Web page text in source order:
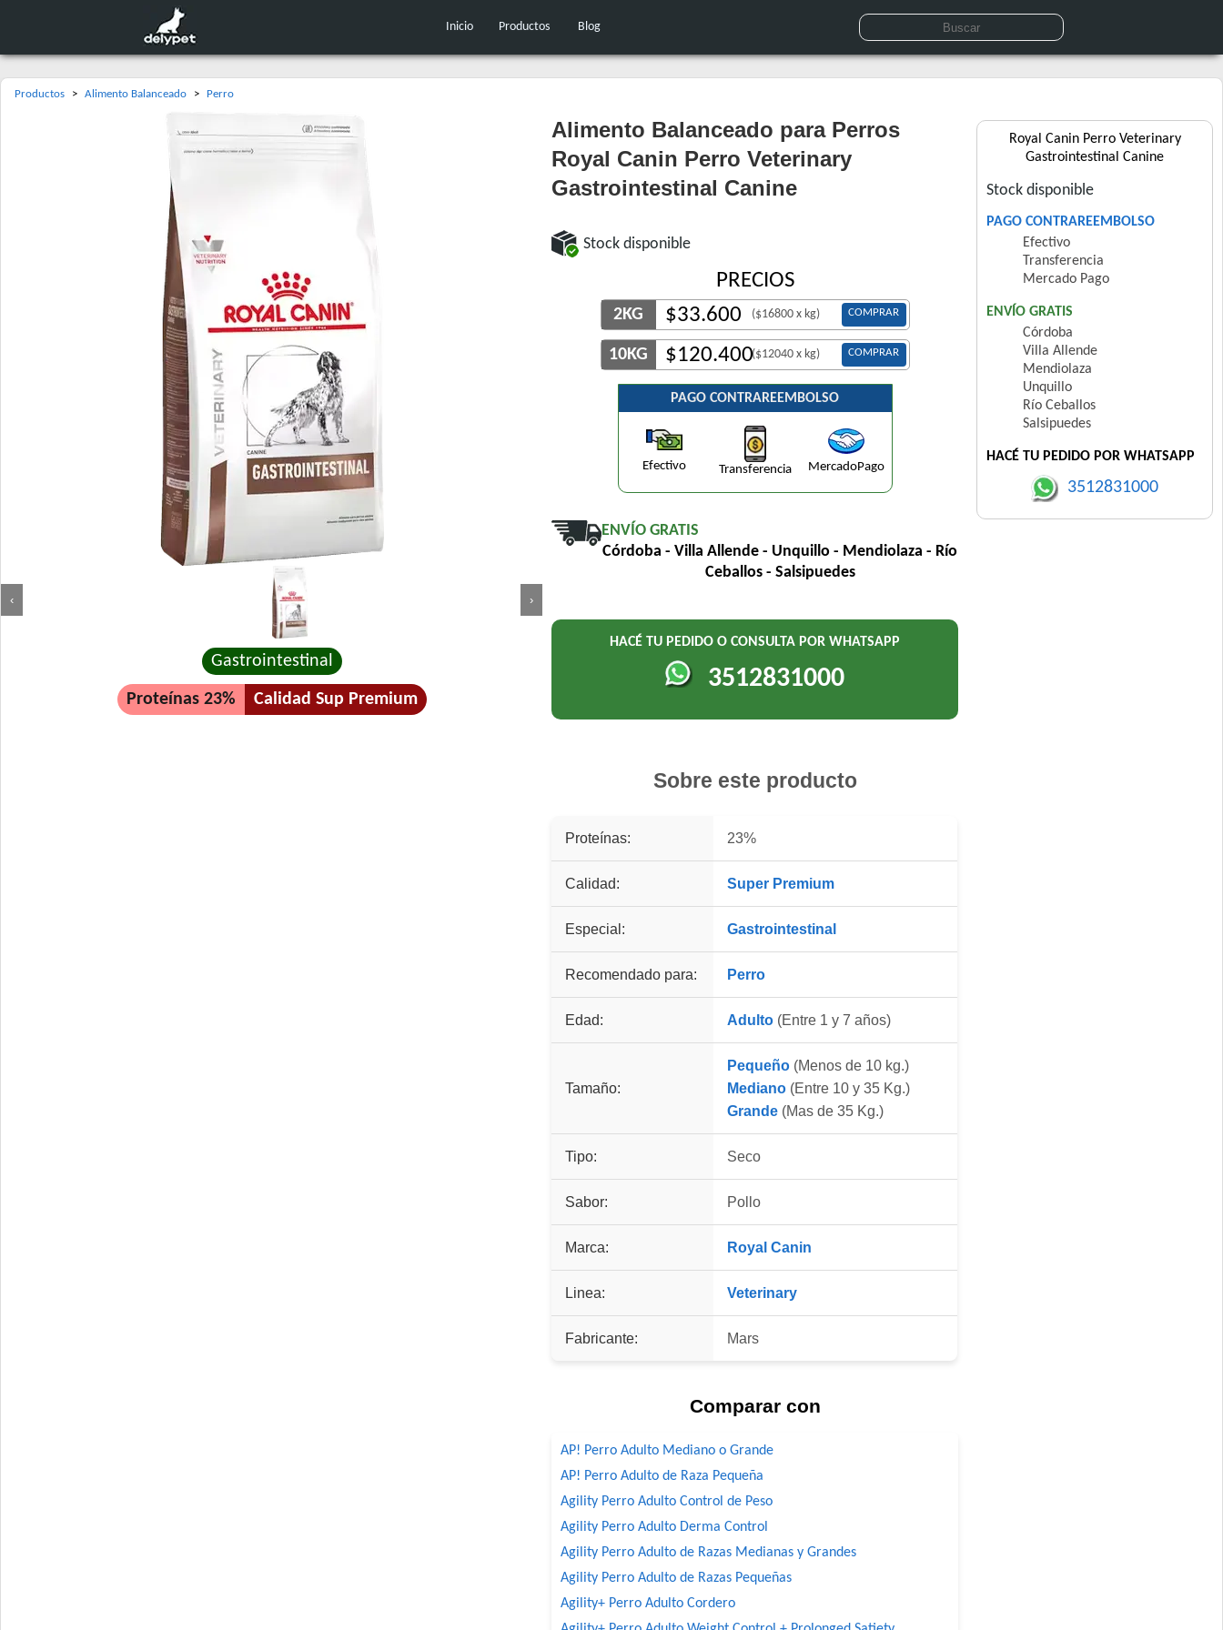
Inicio Productos Blog
Productos > Alimento Balanceado > Perro
‹ ›
Gastrointestinal
Proteínas 23% Calidad Sup Premium
Alimento Balanceado para Perros
Royal Canin Perro Veterinary
Gastrointestinal Canine
Stock disponible
PRECIOS
2KG $33.600 ($16800 x kg) COMPRAR
10KG $120.400($12040 x kg) COMPRAR
PAGO CONTRAREEMBOLSO
Efectivo Transferencia MercadoPago
ENVÍO GRATIS
Córdoba - Villa Allende - Unquillo - Mendiolaza - Río
Ceballos - Salsipuedes
HACÉ TU PEDIDO O CONSULTA POR WHATSAPP
3512831000
Sobre este producto
Proteínas: 23%
Calidad: Super Premium
Especial: Gastrointestinal
Recomendado para: Perro
Edad: Adulto (Entre 1 y 7 años)
Tamaño:
Pequeño (Menos de 10 kg.)
Mediano (Entre 10 y 35 Kg.)
Grande (Mas de 35 Kg.)
Tipo: Seco
Sabor: Pollo
Marca: Royal Canin
Linea: Veterinary
Fabricante: Mars
Comparar con
AP! Perro Adulto Mediano o Grande
AP! Perro Adulto de Raza Pequeña
Agility Perro Adulto Control de Peso
Agility Perro Adulto Derma Control
Agility Perro Adulto de Razas Medianas y Grandes
Agility Perro Adulto de Razas Pequeñas
Agility+ Perro Adulto Cordero
Royal Canin Perro Veterinary
Gastrointestinal Canine
Stock disponible
PAGO CONTRAREEMBOLSO
Efectivo
Transferencia
Mercado Pago
ENVÍO GRATIS
Córdoba
Villa Allende
Mendiolaza
Unquillo
Río Ceballos
Salsipuedes
HACÉ TU PEDIDO POR WHATSAPP
3512831000